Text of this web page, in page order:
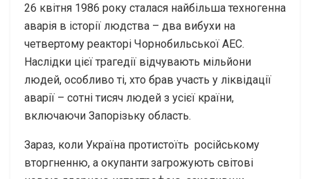
26 квітня 1986 року сталася найбільша техногенна
аварія в історії людства – два вибухи на
четвертому реакторі Чорнобильської АЕС.
Наслідки цієї трагедії відчувають мільйони
людей, особливо ті, хто брав участь у ліквідації
аварії – сотні тисяч людей з усієї країни,
включаючи Запорізьку область.
Зараз, коли Україна протистоїть російському
вторгненню, а окупанти загрожують світові